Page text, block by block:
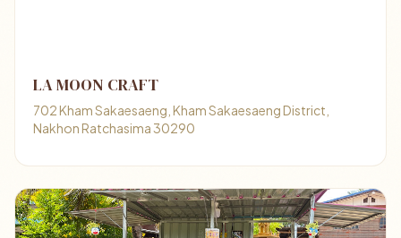
LA MOON CRAFT
702 Kham Sakaesaeng, Kham Sakaesaeng District,
Nakhon Ratchasima 30290